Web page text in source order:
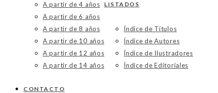
A partir de 4 años
A partir de 6 años
A partir de 8 años
A partir de 10 años
A partir de 12 años
A partir de 14 años
LISTADOS
Índice de Títulos
Índice de Autores
Índice de Ilustradores
Índice de Editoriales
CONTACTO